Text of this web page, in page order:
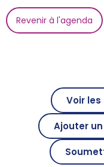
Revenir à l'agenda
Voir
Ajouter